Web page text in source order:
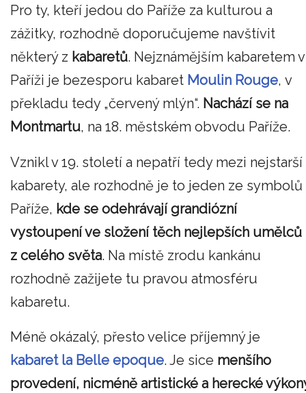
Pro ty, kteří jedou do Paříže za kulturou a
zážitky, rozhodně doporučujeme navštívit
některý z kabaretů. Nejznámějším kabaretem v
Paříži je bezesporu kabaret Moulin Rouge, v
překladu tedy „červený mlýn“. Nachází se na
Montmartu, na 18. městském obvodu Paříže.
Vznikl v 19. století a nepatří tedy mezi nejstarší
kabarety, ale rozhodně je to jeden ze symbolů
Paříže, kde se odehrávají grandiózní
vystoupení ve složení těch nejlepších umělců
z celého světa. Na místě zrodu kankánu
rozhodně zažijete tu pravou atmosféru
kabaretu.
Méně okázalý, přesto velice příjemný je
kabaret la Belle epoque. Je sice menšího
provedení, nicméně artistické a herecké